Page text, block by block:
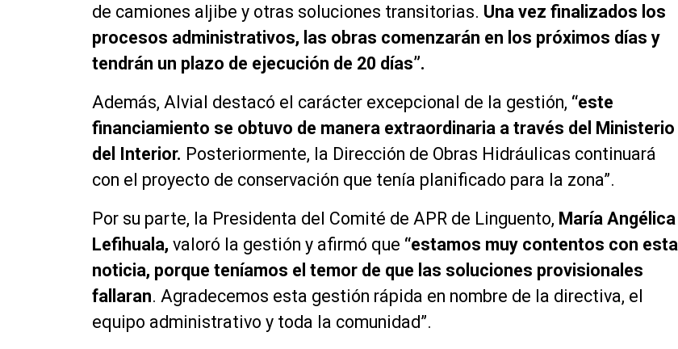
de camiones aljibe y otras soluciones transitorias. Una vez finalizados los
procesos administrativos, las obras comenzarán en los próximos días y
tendrán un plazo de ejecución de 20 días”.
Además, Alvial destacó el carácter excepcional de la gestión, “este
financiamiento se obtuvo de manera extraordinaria a través del Ministerio
del Interior. Posteriormente, la Dirección de Obras Hidráulicas continuará
con el proyecto de conservación que tenía planificado para la zona”.
Por su parte, la Presidenta del Comité de APR de Linguento, María Angélica
Lefihuala, valoró la gestión y afirmó que “estamos muy contentos con esta
noticia, porque teníamos el temor de que las soluciones provisionales
fallaran. Agradecemos esta gestión rápida en nombre de la directiva, el
equipo administrativo y toda la comunidad”.